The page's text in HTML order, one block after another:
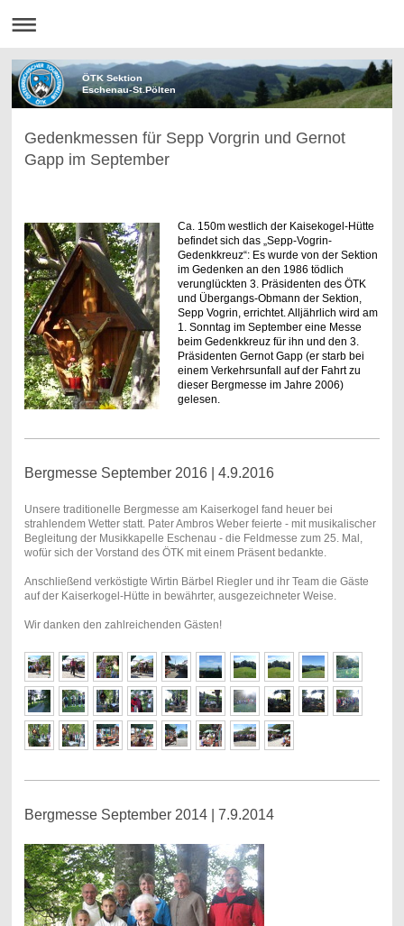
ÖTK Sektion
Eschenau-St.Pölten
Gedenkmessen für Sepp Vorgrin und Gernot
Gapp im September
Ca. 150m westlich der Kaisekogel-Hütte
befindet sich das „Sepp-Vogrin-
Gedenkkreuz“: Es wurde von der Sektion
im Gedenken an den 1986 tödlich
verunglückten 3. Präsidenten des ÖTK
und Übergangs-Obmann der Sektion,
Sepp Vogrin, errichtet. Alljährlich wird am
1. Sonntag im September eine Messe
beim Gedenkkreuz für ihn und den 3.
Präsidenten Gernot Gapp (er starb bei
einem Verkehrsunfall auf der Fahrt zu
dieser Bergmesse im Jahre 2006)
gelesen.
Bergmesse September 2016 | 4.9.2016
Unsere traditionelle Bergmesse am Kaiserkogel fand heuer bei
strahlendem Wetter statt. Pater Ambros Weber feierte - mit musikalischer
Begleitung der Musikkapelle Eschenau - die Feldmesse zum 25. Mal,
wofür sich der Vorstand des ÖTK mit einem Präsent bedankte.
Anschließend verköstigte Wirtin Bärbel Riegler und ihr Team die Gäste
auf der Kaiserkogel-Hütte in bewährter, ausgezeichneter Weise.
Wir danken den zahlreichenden Gästen!
Bergmesse September 2014 | 7.9.2014